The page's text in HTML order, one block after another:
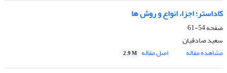
کاداستر؛ اجزا، انواع و روش ها
صفحه54-61
سعید صادقیان
مشاهده مقاله
اصل مقاله 2.9 M